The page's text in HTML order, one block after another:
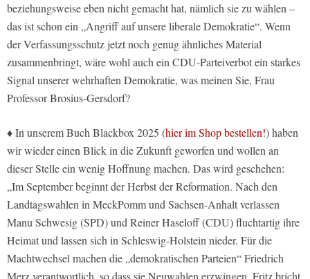
beziehungsweise eben nicht gemacht hat, nämlich sie zu wählen –
das ist schon ein „Angriff auf unsere liberale Demokratie“. Wenn
der Verfassungsschutz jetzt noch genug ähnliches Material
zusammenbringt, wäre wohl auch ein CDU-Parteiverbot ein starkes
Signal unserer wehrhaften Demokratie, was meinen Sie, Frau
Professor Brosius-Gersdorf?
♦ In unserem Buch Blackbox 2025 (hier im Shop bestellen!) haben
wir wieder einen Blick in die Zukunft geworfen und wollen an
dieser Stelle ein wenig Hoffnung machen. Das wird geschehen:
„Im September beginnt der Herbst der Reformation. Nach den
Landtagswahlen in MeckPomm und Sachsen-Anhalt verlassen
Manu Schwesig (SPD) und Reiner Haseloff (CDU) fluchtartig ihre
Heimat und lassen sich in Schleswig-Holstein nieder. Für die
Machtwechsel machen die „demokratischen Parteien“ Friedrich